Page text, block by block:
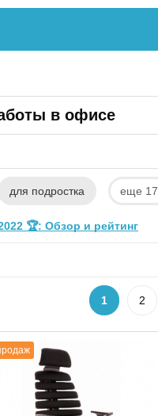
в офисе
для подростка еще 17
🏆: Обзор и рейтинг
1 2